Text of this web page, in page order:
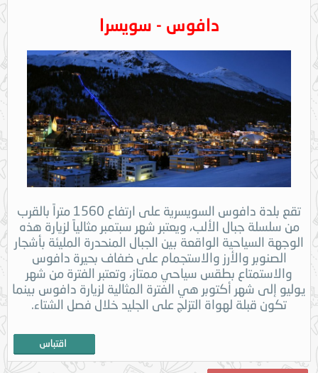
دافوس - سويسرا
تقع بلدة دافوس السويسرية على ارتفاع 1560 متراً بالقرب
من سلسلة جبال الألب، ويعتبر شهر سبتمبر مثالياً لزيارة هذه
الوجهة السياحية الواقعة بين الجبال المنحدرة المليئة بأشجار
الصنوبر والأرز والاستجمام على ضفاف بحيرة دافوس
والاستمتاع بطقس سياحي ممتاز، وتعتبر الفترة من شهر
يوليو إلى شهر أكتوبر هي الفترة المثالية لزيارة دافوس بينما
تكون قبلة لهواة التزلج على الجليد خلال فصل الشتاء.